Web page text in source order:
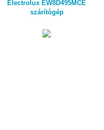
Electrolux EW8D495MCE
szárítógép